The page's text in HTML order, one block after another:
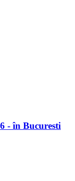
- în Bucuresti